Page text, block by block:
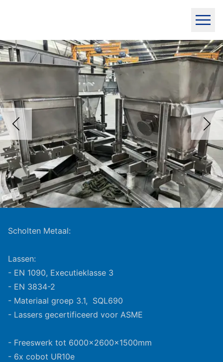
Scholten Metaal:
Lassen:
- EN 1090, Executieklasse 3
- EN 3834-2
- Materiaal groep 3.1, SQL690
- Lassers gecertificeerd voor ASME
- Freeswerk tot 6000x2600x1500mm
- 6x cobot UR10e